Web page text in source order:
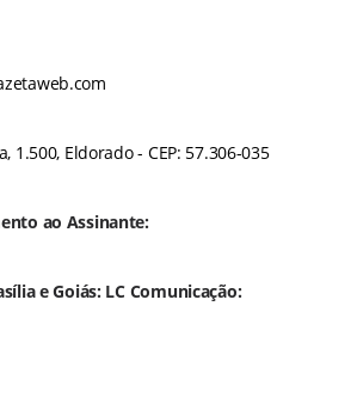
1.500, Eldorado - CEP: 57.306-035
ao Assinante:
e Goiás: LC Comunicação: